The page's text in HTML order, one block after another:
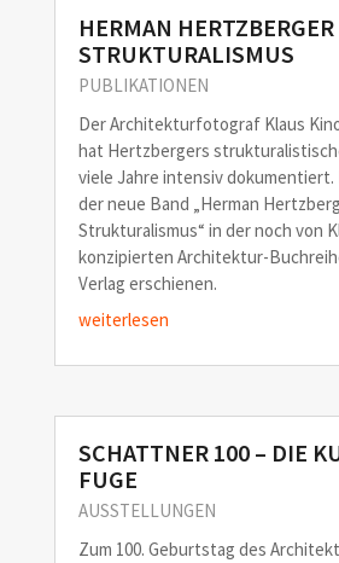
HERMAN HERTZBERGER
STRUKTURALISMUS
PUBLIKATIONEN
Der Architekturfotograf Klaus
hat Hertzbergers
viele Jahre intensiv dokumentiert.
der neue Band „Herman
Strukturalismus“ in der noch von
konzipierten Architektur-
Verlag erschienen.
weiterlesen
SCHATTNER 100 – DIE
FUGE
AUSSTELLUNGEN
Zum 100. Geburtstag des